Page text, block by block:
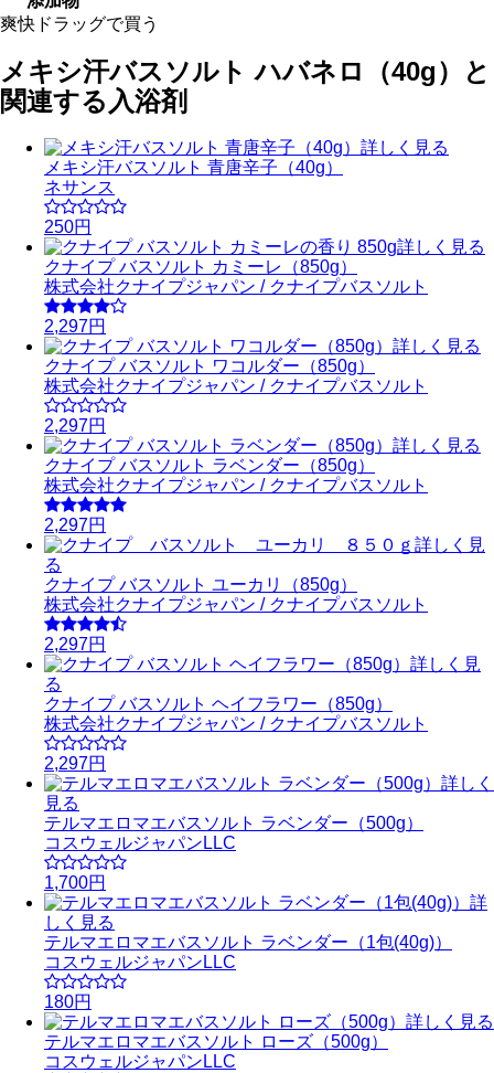
爽快ドラッグで買う
メキシ汗バスソルト ハバネロ（40g）と
関連する入浴剤
詳しく見る
メキシ汗バスソルト 青唐辛子（40g）
ネサンス
250円
詳しく見る
クナイプ バスソルト カミーレ（850g）
株式会社クナイプジャパン / クナイプバスソルト
2,297円
詳しく見る
クナイプ バスソルト ワコルダー（850g）
株式会社クナイプジャパン / クナイプバスソルト
2,297円
詳しく見る
クナイプ バスソルト ラベンダー（850g）
株式会社クナイプジャパン / クナイプバスソルト
2,297円
詳しく見
る
クナイプ バスソルト ユーカリ（850g）
株式会社クナイプジャパン / クナイプバスソルト
2,297円
詳しく見
る
クナイプ バスソルト ヘイフラワー（850g）
株式会社クナイプジャパン / クナイプバスソルト
2,297円
詳しく
見る
テルマエロマエバスソルト ラベンダー（500g）
コスウェルジャパンLLC
1,700円
詳
しく見る
テルマエロマエバスソルト ラベンダー（1包(40g)）
コスウェルジャパンLLC
180円
詳しく見る
テルマエロマエバスソルト ローズ（500g）
コスウェルジャパンLLC